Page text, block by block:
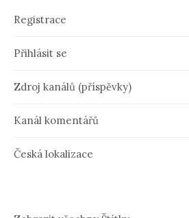
Registrace
Přihlásit se
Zdroj kanálů (příspěvky)
Kanál komentářů
Česká lokalizace